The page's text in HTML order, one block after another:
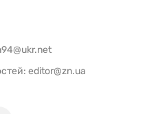
editor@zn.ua